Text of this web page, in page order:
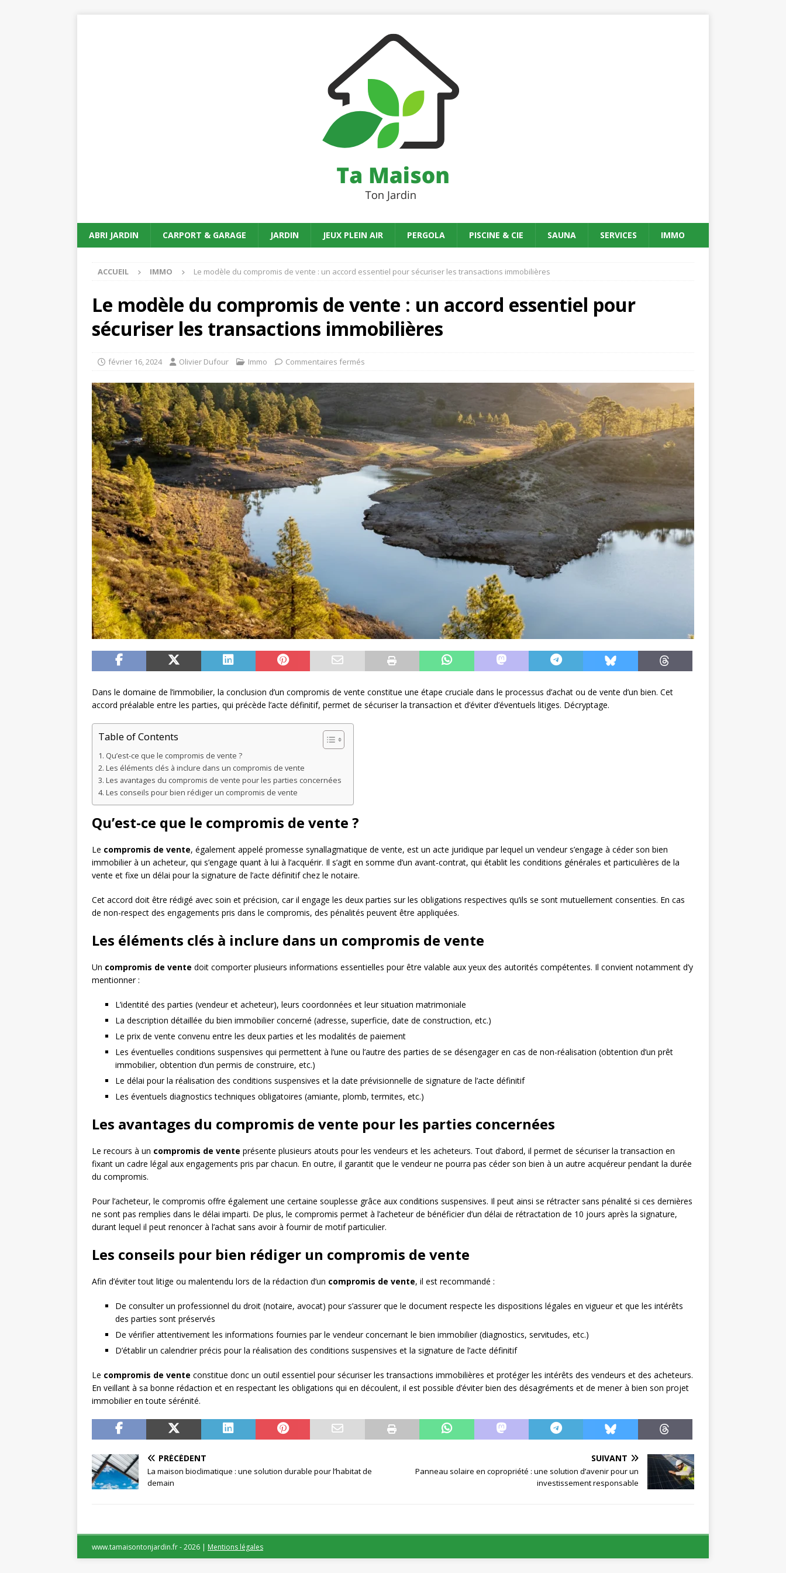
ABRI JARDIN CARPORT & GARAGE JARDIN JEUX PLEIN AIR PERGOLA PISCINE & CIE SAUNA SERVICES IMMO
ACCUEIL IMMO Le modèle du compromis de vente : un accord essentiel pour sécuriser les transactions immobilières
Le modèle du compromis de vente : un accord essentiel pour
sécuriser les transactions immobilières
février 16, 2024 Olivier Dufour Immo Commentaires fermés
Dans le domaine de l’immobilier, la conclusion d’un compromis de vente constitue une étape cruciale dans le processus d’achat ou de vente d’un bien. Cet
accord préalable entre les parties, qui précède l’acte définitif, permet de sécuriser la transaction et d’éviter d’éventuels litiges. Décryptage.
Table of Contents
Qu’est-ce que le compromis de vente ?
Les éléments clés à inclure dans un compromis de vente
Les avantages du compromis de vente pour les parties concernées
Les conseils pour bien rédiger un compromis de vente
Qu’est-ce que le compromis de vente ?
Le compromis de vente, également appelé promesse synallagmatique de vente, est un acte juridique par lequel un vendeur s’engage à céder son bien
immobilier à un acheteur, qui s’engage quant à lui à l’acquérir. Il s’agit en somme d’un avant-contrat, qui établit les conditions générales et particulières de la
vente et fixe un délai pour la signature de l’acte définitif chez le notaire.
Cet accord doit être rédigé avec soin et précision, car il engage les deux parties sur les obligations respectives qu’ils se sont mutuellement consenties. En cas
de non-respect des engagements pris dans le compromis, des pénalités peuvent être appliquées.
Les éléments clés à inclure dans un compromis de vente
Un compromis de vente doit comporter plusieurs informations essentielles pour être valable aux yeux des autorités compétentes. Il convient notamment d’y
mentionner :
L’identité des parties (vendeur et acheteur), leurs coordonnées et leur situation matrimoniale
La description détaillée du bien immobilier concerné (adresse, superficie, date de construction, etc.)
Le prix de vente convenu entre les deux parties et les modalités de paiement
Les éventuelles conditions suspensives qui permettent à l’une ou l’autre des parties de se désengager en cas de non-réalisation (obtention d’un prêt
immobilier, obtention d’un permis de construire, etc.)
Le délai pour la réalisation des conditions suspensives et la date prévisionnelle de signature de l’acte définitif
Les éventuels diagnostics techniques obligatoires (amiante, plomb, termites, etc.)
Les avantages du compromis de vente pour les parties concernées
Le recours à un compromis de vente présente plusieurs atouts pour les vendeurs et les acheteurs. Tout d’abord, il permet de sécuriser la transaction en
fixant un cadre légal aux engagements pris par chacun. En outre, il garantit que le vendeur ne pourra pas céder son bien à un autre acquéreur pendant la durée
du compromis.
Pour l’acheteur, le compromis offre également une certaine souplesse grâce aux conditions suspensives. Il peut ainsi se rétracter sans pénalité si ces dernières
ne sont pas remplies dans le délai imparti. De plus, le compromis permet à l’acheteur de bénéficier d’un délai de rétractation de 10 jours après la signature,
durant lequel il peut renoncer à l’achat sans avoir à fournir de motif particulier.
Les conseils pour bien rédiger un compromis de vente
Afin d’éviter tout litige ou malentendu lors de la rédaction d’un compromis de vente, il est recommandé :
De consulter un professionnel du droit (notaire, avocat) pour s’assurer que le document respecte les dispositions légales en vigueur et que les intérêts
des parties sont préservés
De vérifier attentivement les informations fournies par le vendeur concernant le bien immobilier (diagnostics, servitudes, etc.)
D’établir un calendrier précis pour la réalisation des conditions suspensives et la signature de l’acte définitif
Le compromis de vente constitue donc un outil essentiel pour sécuriser les transactions immobilières et protéger les intérêts des vendeurs et des acheteurs.
En veillant à sa bonne rédaction et en respectant les obligations qui en découlent, il est possible d’éviter bien des désagréments et de mener à bien son projet
immobilier en toute sérénité.
PRÉCÉDENT
La maison bioclimatique : une solution durable pour l’habitat de
demain
SUIVANT
Panneau solaire en copropriété : une solution d’avenir pour un
investissement responsable
www.tamaisontonjardin.fr - 2026 | Mentions légales